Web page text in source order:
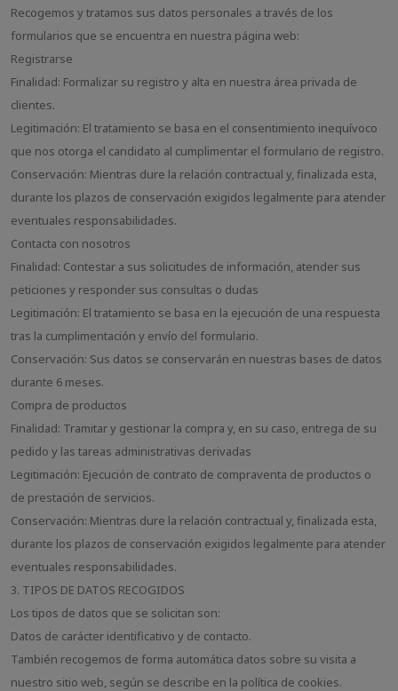
Recogemos y tratamos sus datos personales a través de los
formularios que se encuentra en nuestra página web:
Registrarse
Finalidad: Formalizar su registro y alta en nuestra área privada de
clientes.
Legitimación: El tratamiento se basa en el consentimiento inequívoco
que nos otorga el candidato al cumplimentar el formulario de registro.
Conservación: Mientras dure la relación contractual y, finalizada esta,
durante los plazos de conservación exigidos legalmente para atender
eventuales responsabilidades.
Contacta con nosotros
Finalidad: Contestar a sus solicitudes de información, atender sus
peticiones y responder sus consultas o dudas
Legitimación: El tratamiento se basa en la ejecución de una respuesta
tras la cumplimentación y envío del formulario.
Conservación: Sus datos se conservarán en nuestras bases de datos
durante 6 meses.
Compra de productos
Finalidad: Tramitar y gestionar la compra y, en su caso, entrega de su
pedido y las tareas administrativas derivadas
Legitimación: Ejecución de contrato de compraventa de productos o
de prestación de servicios.
Conservación: Mientras dure la relación contractual y, finalizada esta,
durante los plazos de conservación exigidos legalmente para atender
eventuales responsabilidades.
3. TIPOS DE DATOS RECOGIDOS
Los tipos de datos que se solicitan son:
Datos de carácter identificativo y de contacto.
También recogemos de forma automática datos sobre su visita a
nuestro sitio web, según se describe en la política de cookies.